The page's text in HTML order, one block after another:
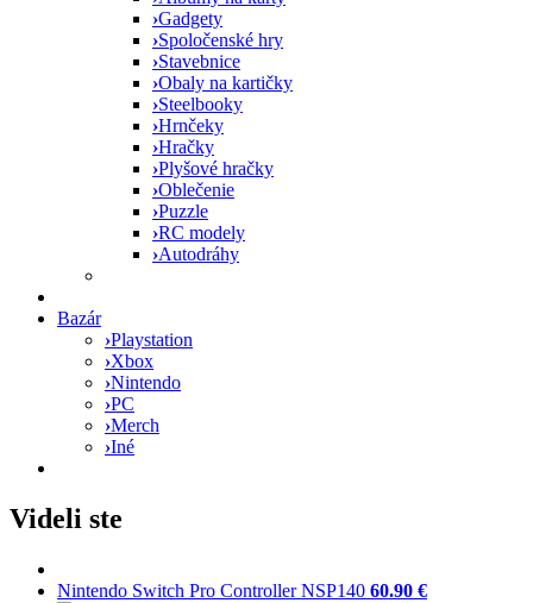
›Gadgety
›Spoločenské hry
›Stavebnice
›Obaly na kartičky
›Steelbooky
›Hrnčeky
›Hračky
›Plyšové hračky
›Oblečenie
›Puzzle
›RC modely
›Autodráhy
Bazár
›Playstation
›Xbox
›Nintendo
›PC
›Merch
›Iné
Videli ste
Nintendo Switch Pro Controller NSP140 60.90 €